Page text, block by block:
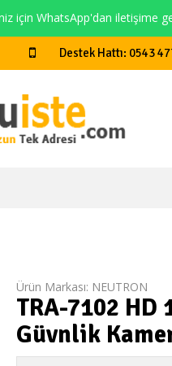
için WhatsApp'dan iletişime
Destek Hattı: 0543
Ürün Markası: NEUTRON
TRA-7102
Güvnlik